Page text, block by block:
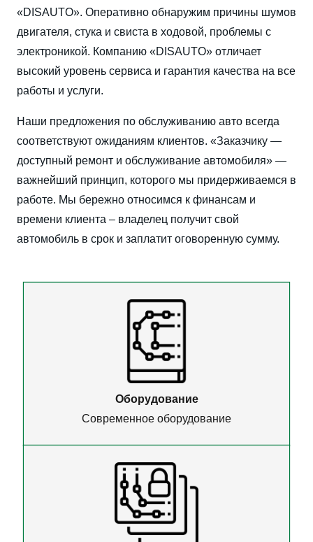
«DISAUTO». Оперативно обнаружим причины шумов
двигателя, стука и свиста в ходовой, проблемы с
электроникой. Компанию «DISAUTO» отличает
высокий уровень сервиса и гарантия качества на все
работы и услуги.
Наши предложения по обслуживанию авто всегда
соответствуют ожиданиям клиентов. «Заказчику —
доступный ремонт и обслуживание автомобиля» —
важнейший принцип, которого мы придерживаемся в
работе. Мы бережно относимся к финансам и
времени клиента – владелец получит свой
автомобиль в срок и заплатит оговоренную сумму.
Оборудование
Современное оборудование